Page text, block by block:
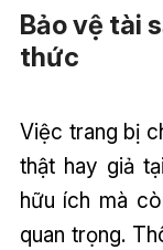
Bảo vệ tài
thức
Việc trang bị
thật hay giả
hữu ích mà
quan trọng.